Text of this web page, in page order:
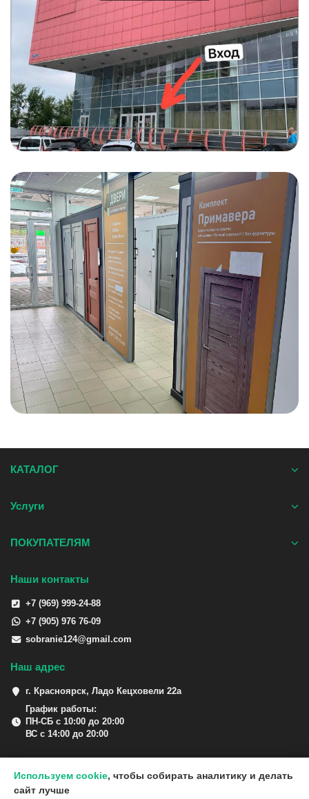
КАТАЛОГ
Услуги
ПОКУПАТЕЛЯМ
Наши контакты
+7 (969) 999-24-88
+7 (905) 976 76-09
sobranie124@gmail.com
Наш адрес
г. Красноярск, Ладо Кецховели 22а
График работы:
ПН-СБ с 10:00 до 20:00
ВС с 14:00 до 20:00
Используем cookie, чтобы собирать аналитику и делать
сайт лучше